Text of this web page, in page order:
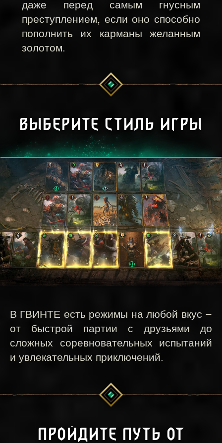
даже перед самым гнусным
преступлением, если оно способно
пополнить их карманы желанным
золотом.
ВЫБЕРИТЕ СТИЛЬ ИГРЫ
В ГВИНТЕ есть режимы на любой вкус —
от быстрой партии с друзьями до
сложных соревновательных испытаний
и увлекательных приключений.
ПРОЙДИТЕ ПУТЬ ОТ